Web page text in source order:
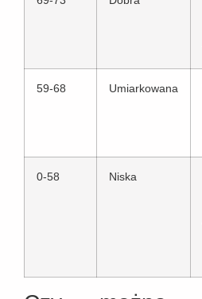
59-68 Umiarkowana
0-58 Niska